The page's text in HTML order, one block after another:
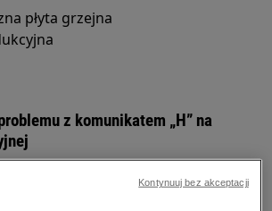
płyta grzejna
z komunikatem „H” na
Kontynuuj bez akceptacji